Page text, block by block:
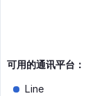
可用的通讯平台：
Line